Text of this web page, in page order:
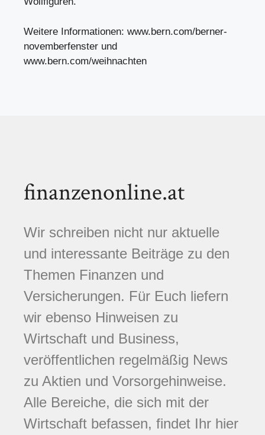
Weitere Informationen: www.bern.com/berner-
novemberfenster und
www.bern.com/weihnachten
finanzenonline.at
Wir schreiben nicht nur aktuelle
und interessante Beiträge zu den
Themen Finanzen und
Versicherungen. Für Euch liefern
wir ebenso Hinweisen zu
Wirtschaft und Business,
veröffentlichen regelmäßig News
zu Aktien und Vorsorgehinweise.
Alle Bereiche, die sich mit der
Wirtschaft befassen, findet Ihr hier